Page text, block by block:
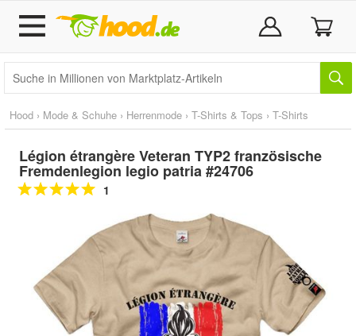
Hood › Mode & Schuhe › Herrenmode › T-Shirts & Tops › T-Shirts
Légion étrangère Veteran TYP2 französische
Fremdenlegion legio patria #24706
1